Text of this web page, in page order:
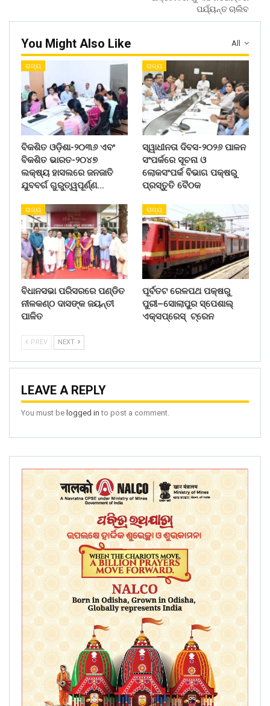
ପର୍ଯ୍ୟନ୍ତ ଚାଲିବ
All
You Might Also Like
ରାଜ୍ୟ
ବିକଶିତ ଓଡ଼ିଶା-୨୦୩୬ ଏବଂ
ବିକଶିତ ଭାରତ-୨୦୪୭
ଲକ୍ଷ୍ୟ ହାସଲରେ ଜନଜାତି
ଯୁବବର୍ଗ ଗୁରୁତ୍ୱପୂର୍ଣ୍ଣ…
ରାଜ୍ୟ
ସ୍ୱାଧୀନତା ଦିବସ-୨୦୨୬ ପାଳନ
ସଂପର୍କରେ ସୂଚନା ଓ
ଲୋକସଂପର୍କ ବିଭାଗ ପକ୍ଷରୁ
ପ୍ରସ୍ତୁତି ବୈଠକ
ରାଜ୍ୟ
ବିଧାନସଭା ପରିସରରେ ପଣ୍ଡିତ
ନୀଳକଣ୍ଠ ଦାସଙ୍କ ଜୟନ୍ତୀ
ପାଳିତ
ରାଜ୍ୟ
ପୂର୍ବତଟ ରେଳପଥ ପକ୍ଷରୁ
ପୁରୀ–ସୋଲାପୁର ସ୍ପେଶାଲ୍
ଏକ୍ସପ୍ରେସ୍ ଟ୍ରେନ
PREV NEXT
LEAVE A REPLY
You must be logged in to post a comment.